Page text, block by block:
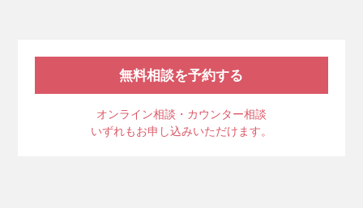
無料相談を予約する
オンライン相談・カウンター相談
いずれもお申し込みいただけます。